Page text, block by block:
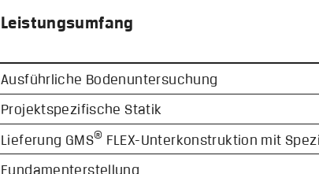
Leistungsumfang
Ausführliche Bodenuntersuchung
Projektspezifische Statik
Lieferung GMS® FLEX-Unterkonstruktion mit
Fundamenterstellung